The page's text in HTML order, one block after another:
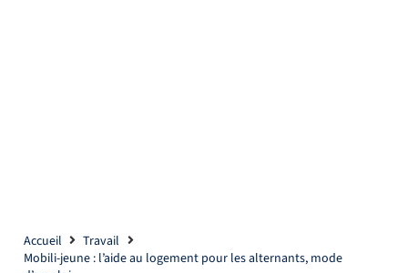
Accueil
Travail
Mobili-jeune : l’aide au logement pour les alternants, mode